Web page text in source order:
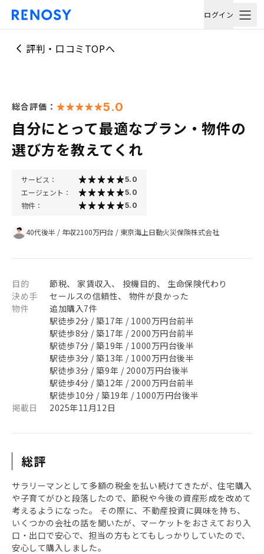
ログイン
評判・口コミTOPへ
総合評価： 5.0
自分にとって最適なプラン・物件の
選び方を教えてくれ
サービス： 5.0
エージェント： 5.0
物件： 5.0
40代後半 / 年収2100万円台 / 東京海上日動火災保険株式会社
目的
節税、 家賃収入、 投機目的、 生命保険代わり
決め手
セールスの信頼性、 物件が良かった
物件
追加購入7件
駅徒歩2分 / 築17年 / 1000万円台前半
駅徒歩8分 / 築17年 / 2000万円台前半
駅徒歩7分 / 築19年 / 1000万円台後半
駅徒歩3分 / 築13年 / 1000万円台後半
駅徒歩3分 / 築9年 / 2000万円台後半
駅徒歩4分 / 築12年 / 2000万円台前半
駅徒歩10分 / 築19年 / 1000万円台後半
掲載日
2025年11月12日
総評
サラリーマンとして多額の税金を払い続けてきたが、住宅購入
や子育てがひと段落したので、節税や今後の資産形成を改めて
考えるようになった。 その際に、不動産投資に興味を持ち、
いくつかの会社の話を聞いたが、マーケットをおさえており入
口・出口で安心で、担当の方もとてもしっかりしていたので、
安心して購入しました。